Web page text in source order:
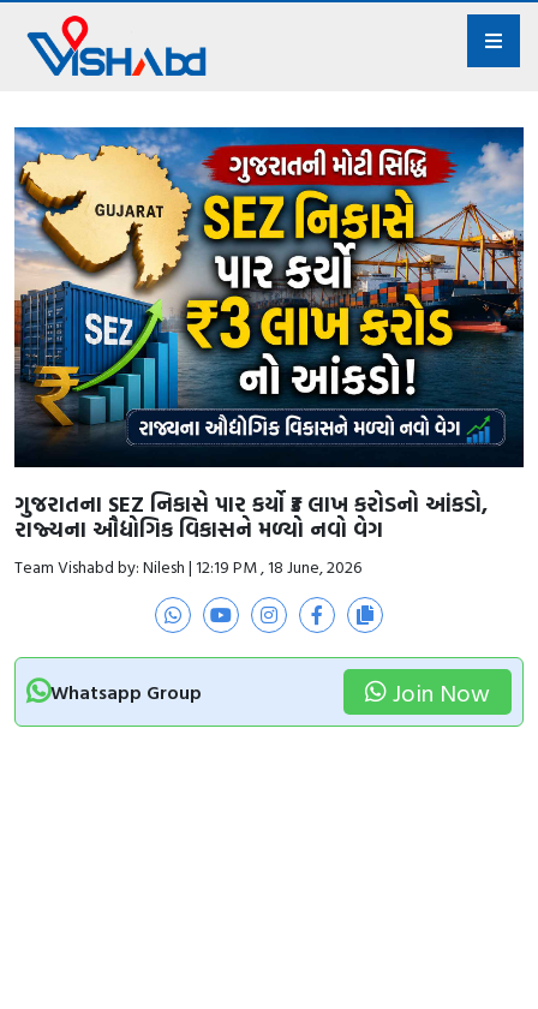
ગુજરાતના SEZ નિકાસે પાર કર્યો ₹3 લાખ કરોડનો આંકડો,
રાજ્યના ઔદ્યોગિક વિકાસને મળ્યો નવો વેગ
Team Vishabd by: Nilesh | 12:19 PM , 18 June, 2026
Whatsapp Group Join Now